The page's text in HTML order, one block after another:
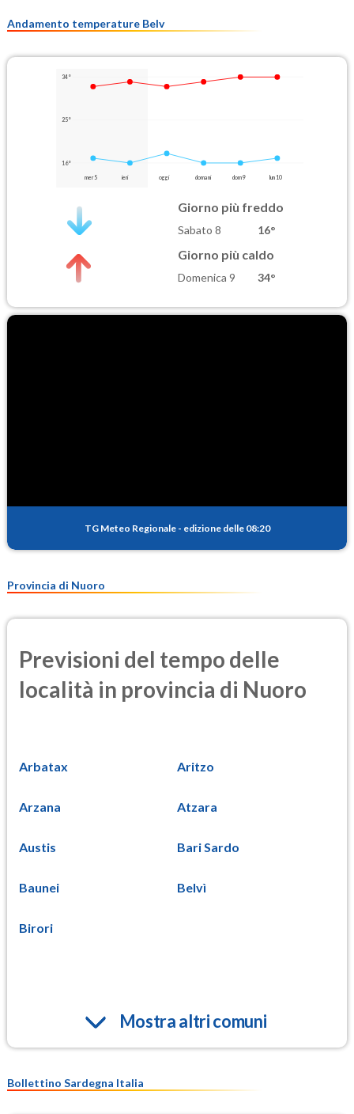
Andamento temperature Belv
34°
25°
16°
mer 5 ieri oggi domani dom 9 lun 10
Giorno più freddo
Sabato 8 16°
Giorno più caldo
Domenica 9 34°
TG Meteo Regionale - edizione delle 08:20
Provincia di Nuoro
Previsioni del tempo delle
località in provincia di Nuoro
Arbatax Aritzo
Arzana Atzara
Austis Bari Sardo
Baunei Belvì
Birori
Mostra altri comuni
Bollettino Sardegna Italia